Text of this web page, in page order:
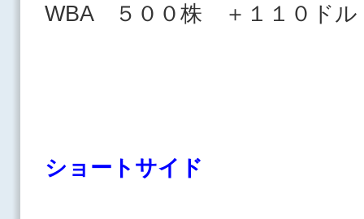
WBA ５００株 ＋１１０ドル
ショートサイド